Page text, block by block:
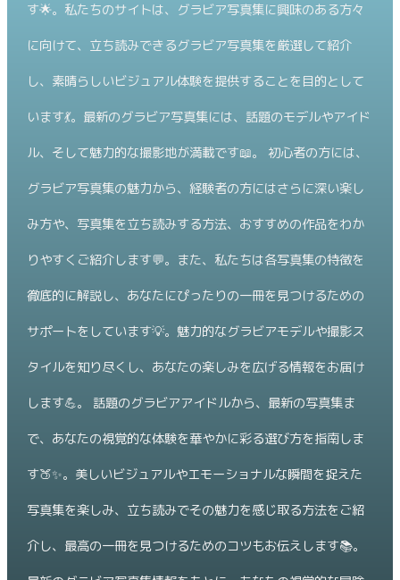
す🌟。私たちのサイトは、グラビア写真集に興味のある方々
に向けて、立ち読みできるグラビア写真集を厳選して紹介
し、素晴らしいビジュアル体験を提供することを目的として
います💃。最新のグラビア写真集には、話題のモデルやアイド
ル、そして魅力的な撮影地が満載です📖。 初心者の方には、
グラビア写真集の魅力から、経験者の方にはさらに深い楽し
み方や、写真集を立ち読みする方法、おすすめの作品をわか
りやすくご紹介します💬。また、私たちは各写真集の特徴を
徹底的に解説し、あなたにぴったりの一冊を見つけるための
サポートをしています💡。魅力的なグラビアモデルや撮影ス
タイルを知り尽くし、あなたの楽しみを広げる情報をお届け
します💪。 話題のグラビアアイドルから、最新の写真集ま
で、あなたの視覚的な体験を華やかに彩る選び方を指南しま
す🍑✨。美しいビジュアルやエモーショナルな瞬間を捉えた
写真集を楽しみ、立ち読みでその魅力を感じ取る方法をご紹
介し、最高の一冊を見つけるためのコツもお伝えします📚。